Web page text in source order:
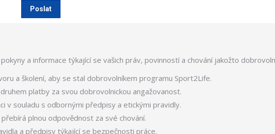
a informace týkající se vašich práv, povinností a chování jakožto
a školení, aby se stal dobrovolníkem programu Sport2Life.
platby za svou dobrovolnickou angažovanost.
v souladu s odbornými předpisy a etickými pravidly.
plnou odpovědnost za své chování.
a předpisy týkající se bezpečnosti práce.